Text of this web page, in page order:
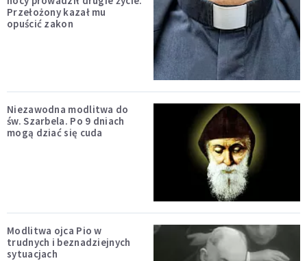
Przełożony kazał mu
opuścić zakon
Niezawodna modlitwa do
św. Szarbela. Po 9 dniach
mogą dziać się cuda
Modlitwa ojca Pio w
trudnych i beznadziejnych
sytuacjach